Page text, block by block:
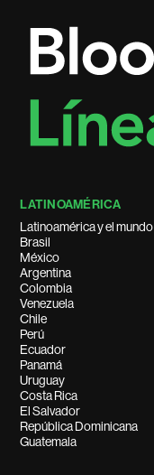
LATINOAMÉRICA
Latinoamérica y el mundo
Brasil
México
Argentina
Colombia
Venezuela
Chile
Perú
Ecuador
Panamá
Uruguay
Costa Rica
El Salvador
República Dominicana
Guatemala